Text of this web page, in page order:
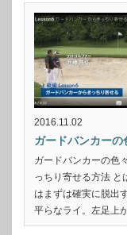
2016.11.02
ガードバンカー
ガードバンカーの色
っちり寄せる方法 と
はまずは確実に脱出
平らなライ。左足上